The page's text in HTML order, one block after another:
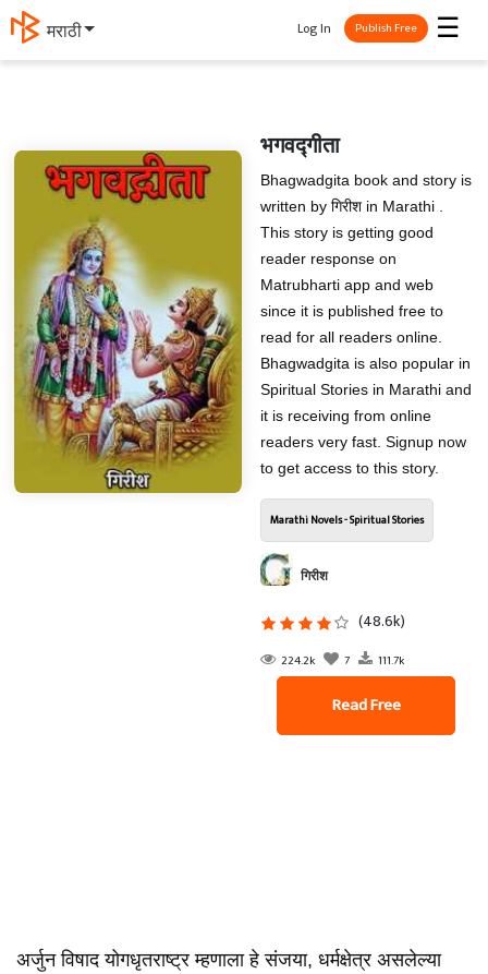
मराठी ☰
Log In Publish Free
भगवद्गीता
Bhagwadgita book and story is
written by गिरीश in Marathi .
This story is getting good
reader response on
Matrubharti app and web
since it is published free to
read for all readers online.
Bhagwadgita is also popular in
Spiritual Stories in Marathi and
it is receiving from online
readers very fast. Signup now
to get access to this story.
Marathi Novels - Spiritual Stories
गिरीश
(48.6k)
224.2k 7 111.7k
Read Free
अर्जुन विषाद योगधृतराष्ट्र म्हणाला हे संजया, धर्मक्षेत्र असलेल्या